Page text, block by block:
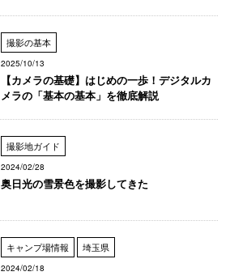
撮影の基本
2025/10/13
【カメラの基礎】はじめの一歩！デジタルカ
メラの「基本の基本」を徹底解説
撮影地ガイド
2024/02/28
奥日光の雪景色を撮影してきた
キャンプ場情報 埼玉県
2024/02/18